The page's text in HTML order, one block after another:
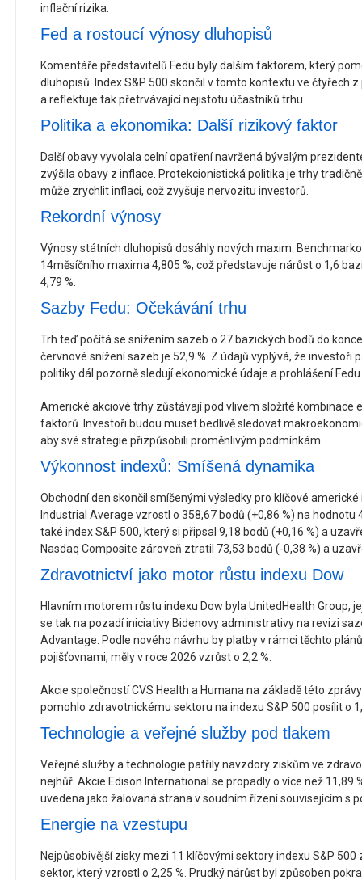
inflační rizika.
Fed a rostoucí výnosy dluhopisů
Komentáře představitelů Fedu byly dalším faktorem, který
dluhopisů. Index S&P 500 skončil v tomto kontextu ve čtyřech
a reflektuje tak přetrvávající nejistotu účastníků trhu.
Politika a ekonomika: Další rizikový faktor
Další obavy vyvolala celní opatření navržená bývalým
zvýšila obavy z inflace. Protekcionistická politika je trhy
může zrychlit inflaci, což zvyšuje nervozitu investorů.
Rekordní výnosy
Výnosy státních dluhopisů dosáhly nových maxim.
14měsíčního maxima 4,805 %, což představuje nárůst o 1,6
4,79 %.
Sazby Fedu: Očekávání trhu
Trh teď počítá se snížením sazeb o 27 bazických bodů do
červnové snížení sazeb je 52,9 %. Z údajů vyplývá, že investoři
politiky dál pozorně sledují ekonomické údaje a prohlášení Fedu.
Americké akciové trhy zůstávají pod vlivem složité kombinace
faktorů. Investoři budou muset bedlivě sledovat
aby své strategie přizpůsobili proměnlivým podmínkám.
Výkonnost indexů: Smíšená dynamika
Obchodní den skončil smíšenými výsledky pro klíčové americké
Industrial Average vzrostl o 358,67 bodů (+0,86 %) na hodnotu
také index S&P 500, který si připsal 9,18 bodů (+0,16 %) a
Nasdaq Composite zároveň ztratil 73,53 bodů (-0,38 %) a
Zdravotnictví jako motor růstu indexu Dow
Hlavním motorem růstu indexu Dow byla UnitedHealth Group,
se tak na pozadí iniciativy Bidenovy administrativy na revizi
Advantage. Podle nového návrhu by platby v rámci těchto
pojišťovnami, měly v roce 2026 vzrůst o 2,2 %.
Akcie společností CVS Health a Humana na základě této
pomohlo zdravotnickému sektoru na indexu S&P 500 posílit o
Technologie a veřejné služby pod tlakem
Veřejné služby a technologie patřily navzdory ziskům ve
nejhůř. Akcie Edison International se propadly o více než 11,89
uvedena jako žalovaná strana v soudním řízení souvisejícím s
Energie na vzestupu
Nejpůsobivější zisky mezi 11 klíčovými sektory indexu S&P
sektor, který vzrostl o 2,25 %. Prudký nárůst byl způsoben